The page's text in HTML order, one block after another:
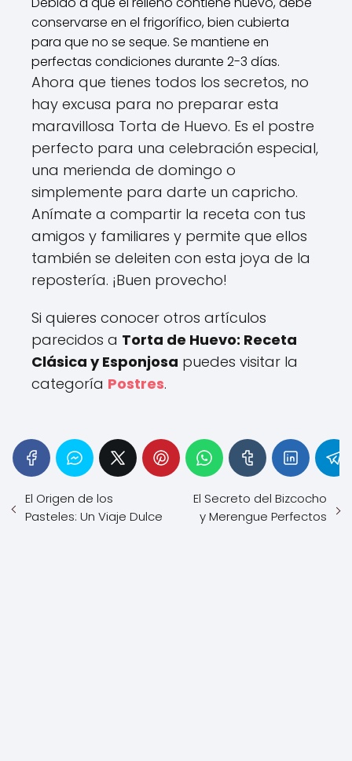
conservarse en el frigorífico, bien cubierta
para que no se seque. Se mantiene en
perfectas condiciones durante 2-3 días.
Ahora que tienes todos los secretos, no
hay excusa para no preparar esta
maravillosa Torta de Huevo. Es el postre
perfecto para una celebración especial,
una merienda de domingo o
simplemente para darte un capricho.
Anímate a compartir la receta con tus
amigos y familiares y permite que ellos
también se deleiten con esta joya de la
repostería. ¡Buen provecho!
Si quieres conocer otros artículos
parecidos a Torta de Huevo: Receta
Clásica y Esponjosa puedes visitar la
categoría Postres.
El Origen de los
Pasteles: Un Viaje Dulce
El Secreto del Bizcocho
y Merengue Perfectos